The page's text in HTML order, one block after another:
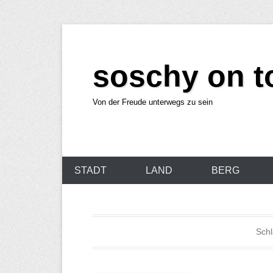
w
soschy on
Von der Freude unterwegs zu sein
r
STADT LAND BERG